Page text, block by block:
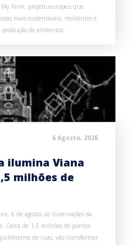
Farm, projeto europeu que
mais sustentáveis, resilientes e
produção de alimentos.
6 Agosto, 2026
ilumina Viana
milhões de
6 de agosto, as iluminações da
Cerca de 1,5 milhões de pontos
de ruas, vão transformar